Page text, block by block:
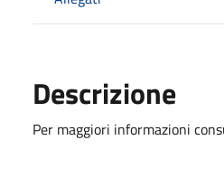
Descrizione
Per maggiori informazioni